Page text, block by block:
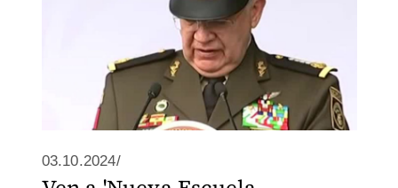
03.10.2024/